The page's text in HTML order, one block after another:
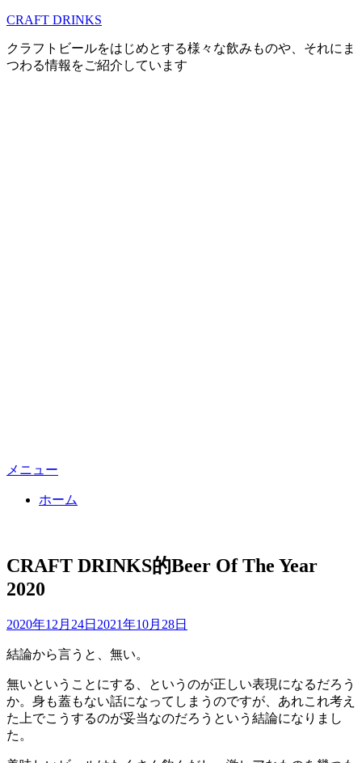
コ
テ
ン
CRAFT DRINKS
クラフトビールをはじめとする様々な飲みものや、それにま
つわる情報をご紹介しています
メニュー
ホーム
CRAFT DRINKS的Beer Of The Year
2020
投稿者master
投
日:
2020年12月24日 2021年10月28日
結論から言うと、無い。
無いということにする、というのが正しい表現になるだろう
か。身も蓋もない話になってしまうのですが、あれこれ考え
た上でこうするのが妥当なのだろうという結論になりまし
た。